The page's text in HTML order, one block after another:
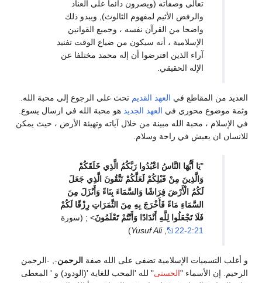
تعالى وصفاته (ويصرون دائما على العناد
والرفض الأثيم لمفهوم الثالوث), ويبدو ذلك
واضحا من القرآن نفسه ، وجميع القوانين
الإسلامية ، أنه سيكون من ضياع الوقت تفنيد
آراء الذين افترضوا أن إله محمد مختلفا عن
الإله الحقيقي.
العديد من المقاطع في العهد القديم تحث على الرجوع إلى محبة الله.
وثمة موضوع محوري في العهد الجديد هو محبة الله في ارسال يسوع.
في الإسلام ، محبة الله مبينة من خلال آياته وتهيئة الأرض ، حيث يمكن
للانسان ان يعيش في راحة وسلام.
"يَا أَيُّهَا النَّاسُ اعْبُدُوا رَبَّكُمُ الَّذِي خَلَقَكُمْ
وَالَّذِينَ مِنْ قَبْلِكُمْ لَعَلَّكُمْ تَتَّقُونَ الَّذِي جَعَلَ
لَكُمُ الْأَرْضَ فِرَاشًا وَالسَّمَاءَ بِنَاءً وَأَنْزَلَ مِنَ
السَّمَاءِ مَاءً فَأَخْرَجَ بِهِ مِنَ الثَّمَرَاتِ رِزْقًا لَكُمْ
فَلَا تَجْعَلُوا لِلَّهِ أَنْدَادًا وَأَنْتُمْ تَعْلَمُونَ> ; (سورة
2:21-22
,
Yusuf Ali
)
و أغلب التسميات الإسلامية تضفى على الله صفة الرحمن-, -الرحمن
الرحيم. إن الأسماء "الحسنى" لله 'المحب للغاية '(الودود) و ' المعطى